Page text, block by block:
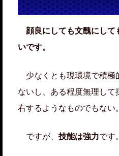
顔良にしても文醜にして
いです。
少なくとも現環境で積極
ないし、ある程度無理し
右するようなものでもない。
ですが、 技能は強力です。